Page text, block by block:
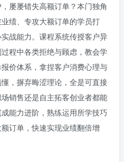
屡屡错失高额订单？本门独角
绩、专攻大额订单的学员打
战能力。课程系统传授客户异
程中各类拒绝与顾虑，教会学
价体系，拿捏客户消费心理与
，摒弃晦涩理论，全是可直接
销售还是自主拓客创业者都能
能力进阶，熟练运用所学技巧
订单，快速实现业绩翻倍增